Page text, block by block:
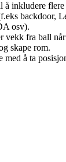
å inkludere
backdoor,
osv).
vekk fra ball
skape rom.
med å ta